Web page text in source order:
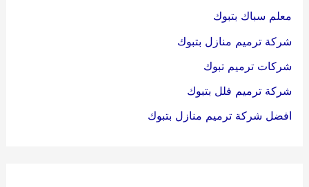
معلم سباك بتبوك
شركة ترميم منازل بتبوك
شركات ترميم تبوك
شركة ترميم فلل بتبوك
افضل شركة ترميم منازل بتبوك